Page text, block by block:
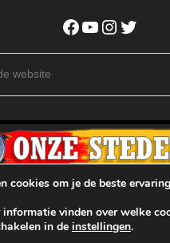
Facebook
YouTubeInstagram
Twitter
cookies om je de beste
informatie vinden over welke
in de instellingen.